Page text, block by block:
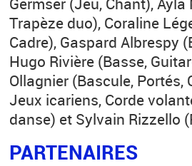
Trapèze duo), Coraline
Cadre), Gaspard Albrespy
Hugo Rivière (Basse,
Ollagnier (Bascule, Portés,
Jeux icariens, Corde
danse) et Sylvain Rizzello
PARTENAIRES